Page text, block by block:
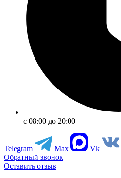
с 08:00 до 20:00
Telegram Max Vk
Обратный звонок
Оставить отзыв